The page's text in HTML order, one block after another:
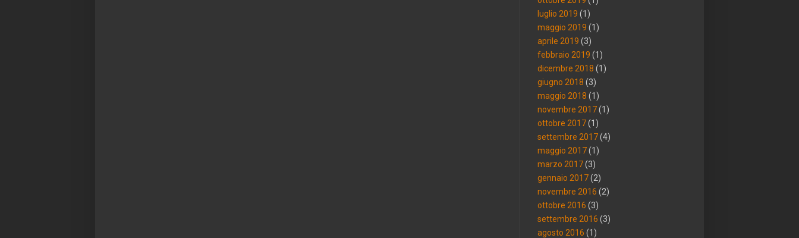
luglio 2019 (1)
maggio 2019 (1)
aprile 2019 (3)
febbraio 2019 (1)
dicembre 2018 (1)
giugno 2018 (3)
maggio 2018 (1)
novembre 2017(1)
ottobre 2017(1)
settembre 2017(4)
maggio 2017(1)
marzo 2017(3)
gennaio 2017(2)
novembre 2016 (2)
ottobre 2016 (3)
settembre 2016 (3)
agosto 2016 (1)